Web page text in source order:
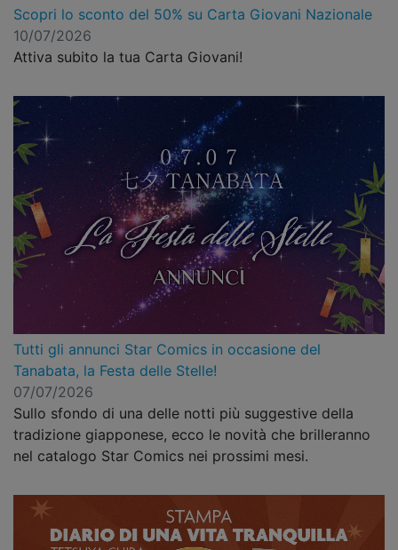
Scopri lo sconto del 50% su Carta Giovani Nazionale
10/07/2026
Attiva subito la tua Carta Giovani!
Tutti gli annunci Star Comics in occasione del
Tanabata, la Festa delle Stelle!
07/07/2026
Sullo sfondo di una delle notti più suggestive della
tradizione giapponese, ecco le novità che brilleranno
nel catalogo Star Comics nei prossimi mesi.